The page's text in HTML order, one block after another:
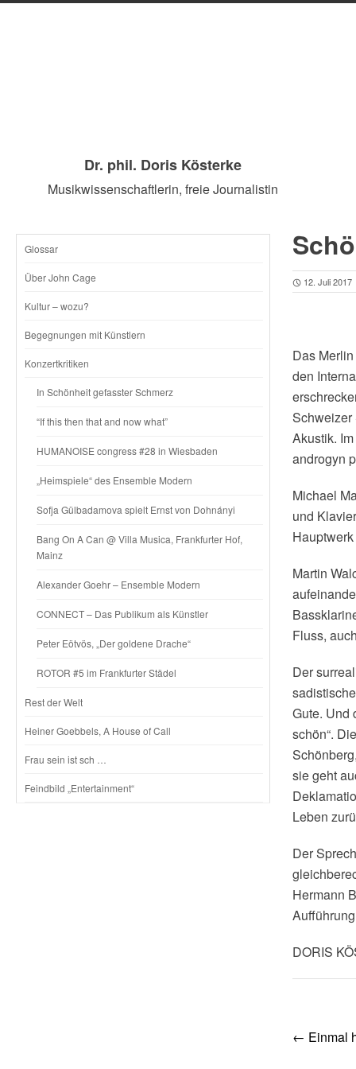
Dr. phil. Doris Kösterke
Musikwissenschaftlerin, freie Journalistin
SKIP
CONTENT
Glossar
Über John Cage
Kultur – wozu?
Begegnungen mit Künstlern
Konzertkritiken
In Schönheit gefasster Schmerz
“If this then that and now what”
HUMANOISE congress #28 in Wiesbaden
„Heimspiele“ des Ensemble Modern
Sofja Gülbadamova spielt Ernst von Dohnányi
Bang On A Can @ Villa Musica, Frankfurter Hof,
Mainz
Alexander Goehr – Ensemble Modern
CONNECT – Das Publikum als Künstler
Peter Eötvös, „Der goldene Drache“
ROTOR #5 im Frankfurter Städel
Rest der Welt
Heiner Goebbels, A House of Call
Frau sein ist sch …
Feindbild „Entertainment“
12. Juli 2017
Das
den
Schweizer
Akustik.
androgyn
Michael
und
Martin
Fluss,
Der
Gute. Und
schön“.
sie geht
Leben
Der
Hermann
DORIS
Post
← Einmal